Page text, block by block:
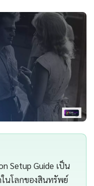
Setup Guide เป็น
นโลกของสินทรัพย์